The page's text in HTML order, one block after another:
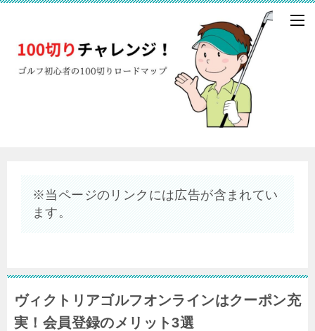
※当ページのリンクには広告が含まれてい
ます。
ヴィクトリアゴルフオンラインはクーポン充
実！会員登録のメリット3選